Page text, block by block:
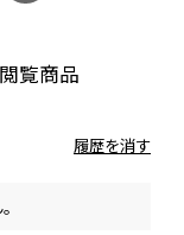
閲覧商品
履歴を消す